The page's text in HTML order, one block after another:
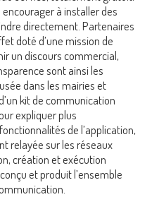
à installer des
directement. Partenaires
doté d’une mission de
un discours commercial,
sont ainsi les
dans les mairies et
kit de communication
expliquer plus
de l’application,
relayée sur les réseaux
création et exécution
et produit l’ensemble